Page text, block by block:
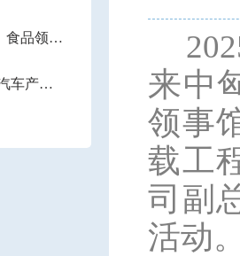
202
来中
领事
载工
司副
活动
食品领域
车产业